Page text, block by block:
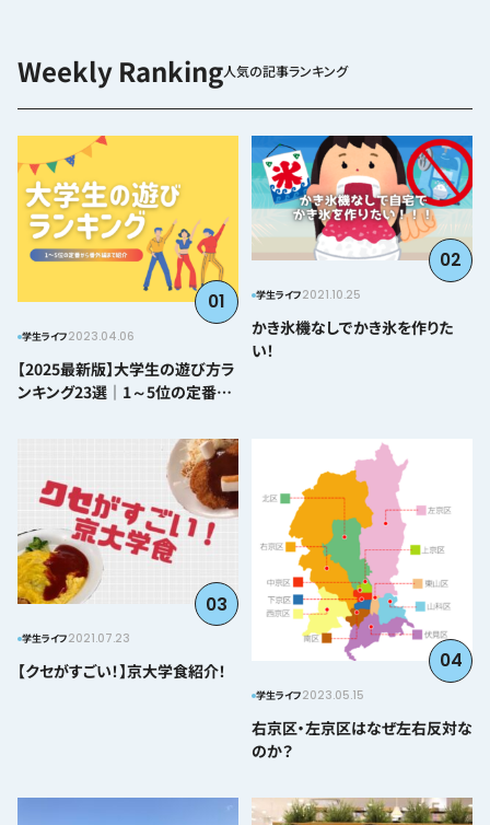
人気の記事ランキング
01
学生ライフ2023.04.06
【2025最新版】大学生の遊び方ラ
ンキング23選｜1～5位の定番か
02
学生ライフ2021.10.25
かき氷機なしでかき氷を作りた
い！
03
学生ライフ2021.07.23
【クセがすごい！】京大学食紹介！ 04
学生ライフ2023.05.15
右京区・左京区はなぜ左右反対な
のか？